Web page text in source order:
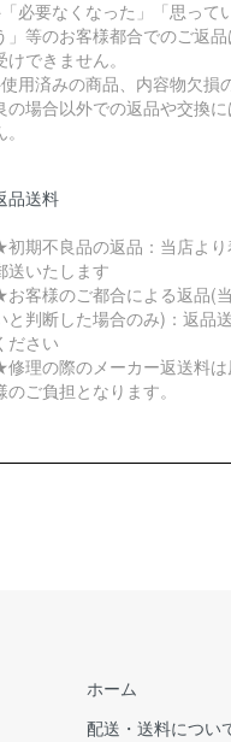
必要なくなった」「思って
」等のお客様都合でのご返
けできません。
用済みの商品、内容物欠損
の場合以外での返品や交換
品送料
期不良品の返品：当店よ
送いたします
客様のご都合による返品(
と判断した場合のみ)：返品
ださい
理の際のメーカー返送料
のご負担となります。
ホーム
配送・送料につい